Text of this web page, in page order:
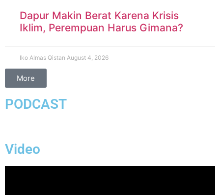
Dapur Makin Berat Karena Krisis
Iklim, Perempuan Harus Gimana?
Iko Almas Qistan August 4, 2026
More
PODCAST
Video